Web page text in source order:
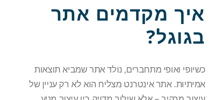
איך מקדמים אתר
בגוגל?
כשיופי ואופי מתחברים, נולד אתר שמביא תוצאות
אמיתיות. אתר אינטרנט מצליח הוא לא רק עניין של